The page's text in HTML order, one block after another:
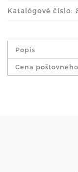
Katalógové číslo:
Popis
Cena poštovného